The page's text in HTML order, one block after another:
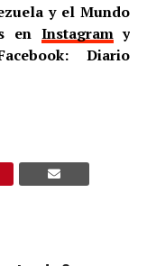
y el Mundo
en Instagramy
Diario